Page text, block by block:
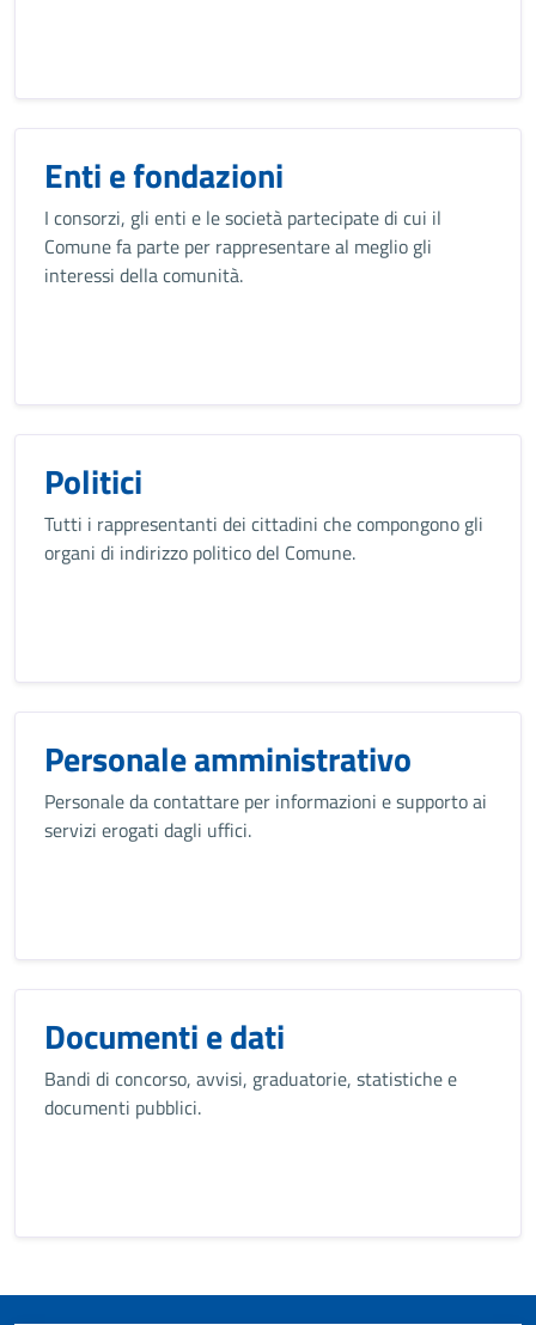
Enti e fondazioni
I consorzi, gli enti e le società partecipate di cui il
Comune fa parte per rappresentare al meglio gli
interessi della comunità.
Politici
Tutti i rappresentanti dei cittadini che compongono gli
organi di indirizzo politico del Comune.
Personale amministrativo
Personale da contattare per informazioni e supporto ai
servizi erogati dagli uffici.
Documenti e dati
Bandi di concorso, avvisi, graduatorie, statistiche e
documenti pubblici.